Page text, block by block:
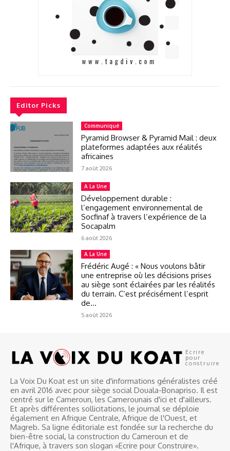
Editor Picks
Communiqué
Pyramid Browser & Pyramid Mail : deux
plateformes adaptées aux réalités
africaines
7 août 2026
A La Une
Développement durable :
l’engagement environnemental de
Socfinaf à travers l’expérience de la
Socapalm
6 août 2026
A La Une
Frédéric Augé : « Nous voulons bâtir
une entreprise où les décisions prises
au siège sont éclairées par les réalités
du terrain. C’est précisément l’esprit
de...
5 août 2026
Ecrire
pour
construire
La Voix Du Koat est un site d'informations généralistes créé
en avril 2016 avec pour siège social Douala-Bonapriso. Il est
centré sur le Cameroun, les Camerounais d'ici et d'ailleurs.
Et après différentes sollicitations, le journal se déploie
également en Afrique Centrale, Afrique de l'Ouest, et
Magreb. Sa ligne éditoriale est fondée sur la recherche du
bien-être social, la construction du Cameroun et de
l'Afrique, à travers son slogan «Ecrire pour Construire».